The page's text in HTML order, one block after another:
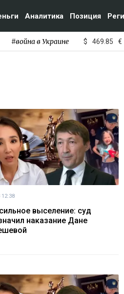
Аналитика Позиция
#война в Украине $ 469.85 €
12:38
выселение: суд
наказание Дане